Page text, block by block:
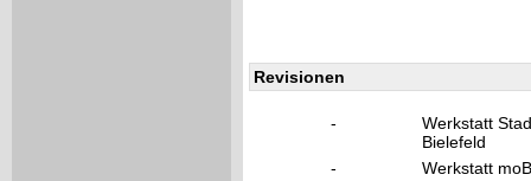
Revisionen
-
Werkstatt
Bielefeld
-
Werkstatt